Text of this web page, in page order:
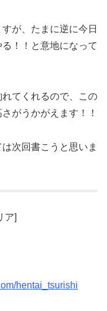
が、たまに逆に今日
！！と意地になって
てくれるので、この
がうかがえます！！
次回書こうと思いま
ア]
hentai_tsurishi